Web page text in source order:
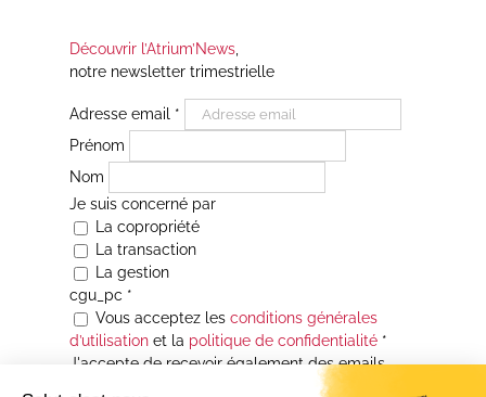
Découvrir l’Atrium’News,
notre newsletter trimestrielle
Adresse email *
Prénom
Nom
Je suis concerné par
La copropriété
La transaction
La gestion
cgu_pc *
Vous acceptez les conditions générales
d’utilisationet la politique de confidentialité*
J'accepte de recevoir également des emails
Je souhaite être informé(e) de toutes les